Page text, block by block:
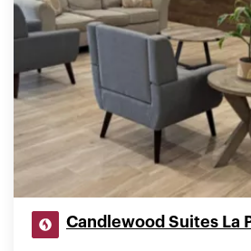
Candlewood Suites La